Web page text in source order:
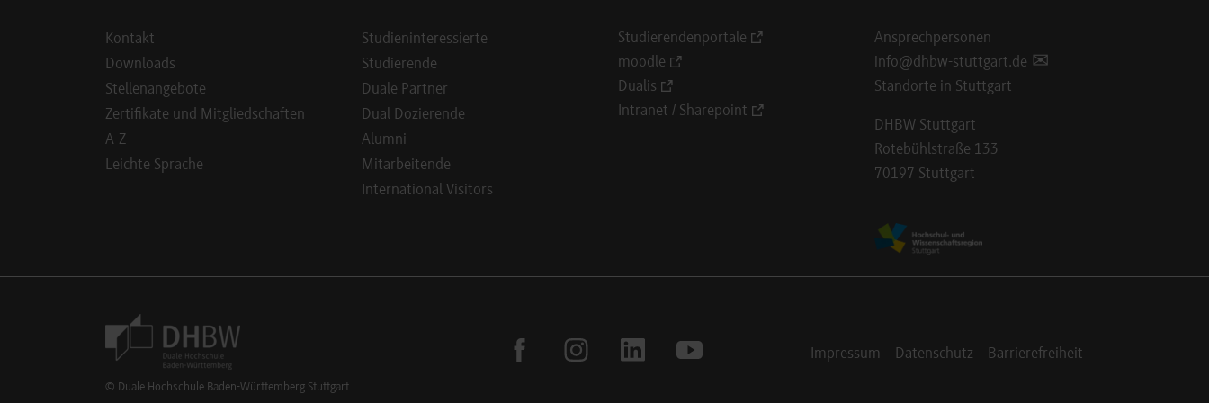
Kontakt
Downloads
Stellenangebote
Zertifikate und Mitgliedschaften
A-Z
Leichte Sprache
Studieninteressierte
Studierende
Duale Partner
Dual Dozierende
Alumni
Mitarbeitende
International Visitors
Studierendenportale
moodle
Dualis
Intranet / Sharepoint
Ansprechpersonen
info@dhbw-stuttgart.de
Standorte in Stuttgart
DHBW Stuttgart
Rotebühlstraße 133
70197 Stuttgart
Footer Meta Navigation
facebook instagramlinkedin youtube Impressum Datenschutz Barrierefreiheit
© Duale Hochschule Baden-Württemberg Stuttgart